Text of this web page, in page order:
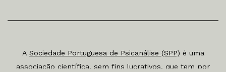
A Sociedade Portuguesa de Psicanálise (SPP) é uma
associação científica, sem fins lucrativos, que tem por